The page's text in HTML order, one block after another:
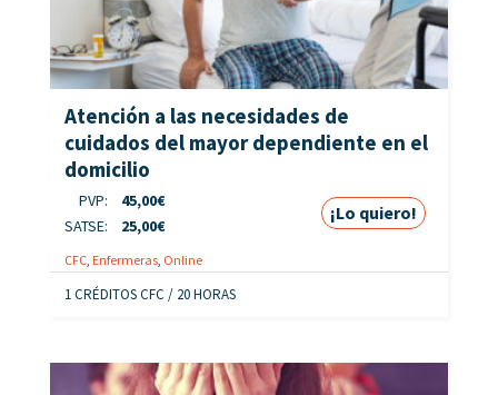
Atención a las necesidades de
cuidados del mayor dependiente en el
domicilio
PVP: 45,00€
SATSE:
25,00€
¡Lo quiero!
CFC, Enfermeras, Online
1 CRÉDITOS CFC / 20 HORAS